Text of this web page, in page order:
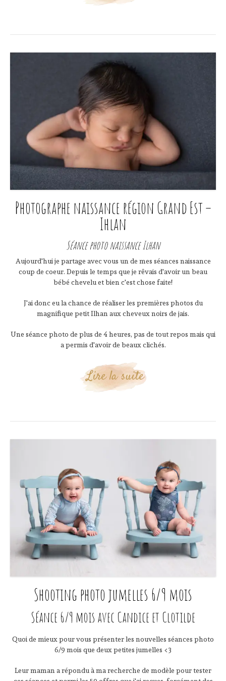
Photographe naissance région Grand Est –
Ihlan
Séance photo naissance Ilhan
Aujourd'hui je partage avec vous un de mes séances naissance
coup de coeur. Depuis le temps que je rêvais d'avoir un beau
bébé chevelu et bien c'est chose faite!
J'ai donc eu la chance de réaliser les premières photos du
magnifique petit Ilhan aux cheveux noirs de jais.
Une séance photo de plus de 4 heures, pas de tout repos mais qui
a permis d'avoir de beaux clichés.
Lire la suite
Shooting photo jumelles 6/9 mois
Séance 6/9 mois avec Candice et Clotilde
Quoi de mieux pour vous présenter les nouvelles séances photo
6/9 mois que deux petites jumelles <3
Leur maman a répondu à ma recherche de modèle pour tester